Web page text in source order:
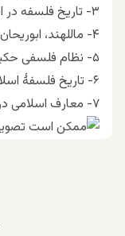
۳- تاریخ فلسفه در اسلام( تألیف میان محمد شریف)
۴- ماللهند، ابوریحان بیرونی
۵- نظام فلسفی حکیم رازی، پرویز سپیتمان
۶- ﺗﺎﺭﯾﺦ ﻓﻠﺴﻔﻪٔ ﺍﺳﻼﻣﯽ، ﻫﻨﺮﯼ ﮐﻮﺭﺑﻦ
۷- ﻣﻌﺎﺭﻑ ﺍﺳﻼﻣﯽ ﺩﺭ ﺟﻬﺎﻥ ﺍﺳﻼﻡ، ﺳﯿﺪﺣﺴﯿﻦ ﻧصر